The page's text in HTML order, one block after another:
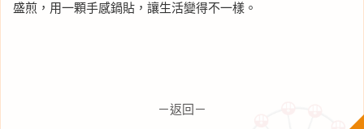
盛煎，用一顆手感鍋貼，讓生活變得不一樣。
－返回－